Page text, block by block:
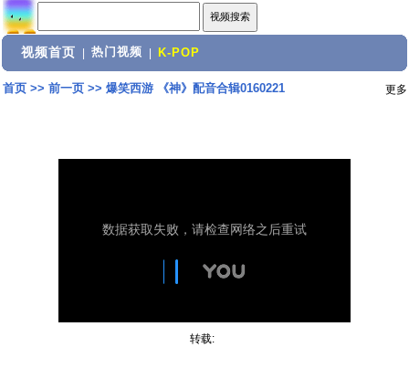
视频首页 热门视频 K-POP
首页>> 前一页>> 爆笑西游 《神》配音合辑0160221 更多
转载: